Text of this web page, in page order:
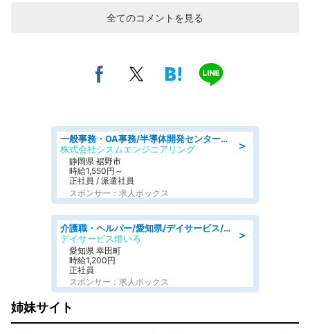
全てのコメントを見る
＞
一般事務・OA事務/半導体開発センター内で事務&軽作業スタッフ、募集
株式会社シスムエンジニアリング
静岡県 裾野市
時給1,550円～
正社員 / 派遣社員
スポンサー：求人ボックス
＞
介護職・ヘルパー/愛知県/デイサービス/JR東海道本線 幸田/額田郡幸田町
デイサービス燈いろ
愛知県 幸田町
時給1,200円
正社員
スポンサー：求人ボックス
姉妹サイト